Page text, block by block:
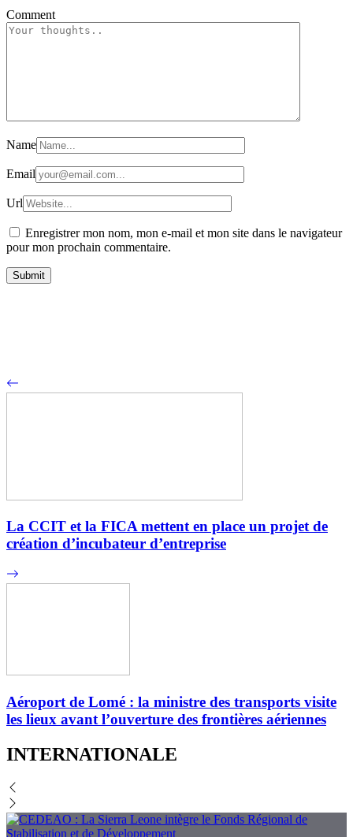
Comment
Name
Email
Url
Enregistrer mon nom, mon e-mail et mon site dans le navigateur
pour mon prochain commentaire.
La CCIT et la FICA mettent en place un projet de
création d’incubateur d’entreprise
Aéroport de Lomé : la ministre des transports visite
les lieux avant l’ouverture des frontières aériennes
INTERNATIONALE